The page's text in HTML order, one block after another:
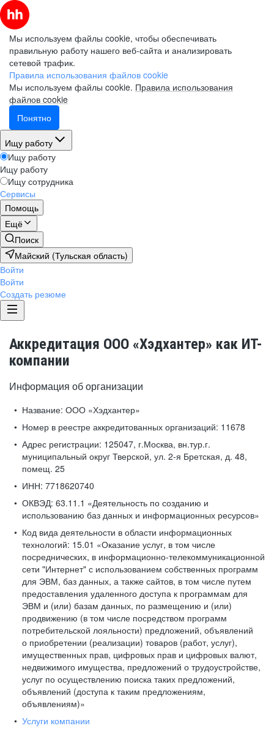
Мы используем файлы cookie, чтобы обеспечивать
правильную работу нашего веб-сайта и анализировать
сетевой трафик.
Правила использования файлов cookie
Мы используем файлы cookie. Правила использования
файлов cookie
Понятно
Ищу работу
Ищу работу
Ищу работу
Ищу сотрудника
Сервисы
Помощь
Ещё
Поиск
Майский (Тульская область)
Войти
Войти
Создать резюме
Аккредитация ООО «Хэдхантер» как ИТ-
компании
Информация об организации
Название: ООО «Хэдхантер»
Номер в реестре аккредитованных организаций: 11678
Адрес регистрации: 125047, г.Москва, вн.тур.г.
муниципальный округ Тверской, ул. 2-я Бретская, д. 48,
помещ. 25
ИНН: 7718620740
ОКВЭД: 63.11.1 «Деятельность по созданию и
использованию баз данных и информационных ресурсов»
Код вида деятельности в области информационных
технологий: 15.01 «Оказание услуг, в том числе
посреднических, в информационно-телекоммуникационной
сети "Интернет" с использованием собственных программ
для ЭВМ, баз данных, а также сайтов, в том числе путем
предоставления удаленного доступа к программам для
ЭВМ и (или) базам данных, по размещению и (или)
продвижению (в том числе посредством программ
потребительской лояльности) предложений, объявлений
о приобретении (реализации) товаров (работ, услуг),
имущественных прав, цифровых прав и цифровых валют,
недвижимого имущества, предложений о трудоустройстве,
услуг по осуществлению поиска таких предложений,
объявлений (доступа к таким предложениям,
объявлениям)»
Услуги компании